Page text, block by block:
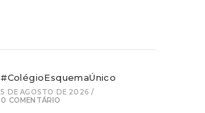
#ColégioEsquemaÚnico
5 DE AGOSTO DE 2026 /
0 COMENTÁRIO